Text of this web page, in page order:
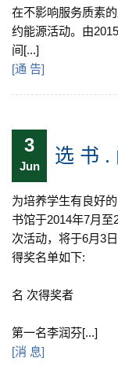
在不影响服务质素
约能源活动。由
间[...]
[通 告]
3
Jun 选 书 .
为培养学生有良好
书馆于2014年7月
次活动，将于6月3
得奖名单如下:
名 次得奖者
第一名李润芬[...]
[消 息]